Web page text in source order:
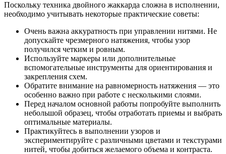
Поскольку техника двойного жаккарда сложна в исполнении,
необходимо учитывать некоторые практические советы:
Очень важна аккуратность при управлении нитями. Не
допускайте чрезмерного натяжения, чтобы узор
получился четким и ровным.
Используйте маркеры или дополнительные
вспомогательные инструменты для ориентирования и
закрепления схем.
Обратите внимание на равномерность натяжения — это
особенно важно при работе с несколькими слоями.
Перед началом основной работы попробуйте выполнить
небольшой образец, чтобы отработать приемы и выбрать
оптимальные материалы.
Практикуйтесь в выполнении узоров и
экспериментируйте с различными цветами и текстурами
нитей, чтобы добиться желаемого объема и контраста.